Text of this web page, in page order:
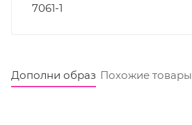
7061-1
Дополни образ Похожие товары